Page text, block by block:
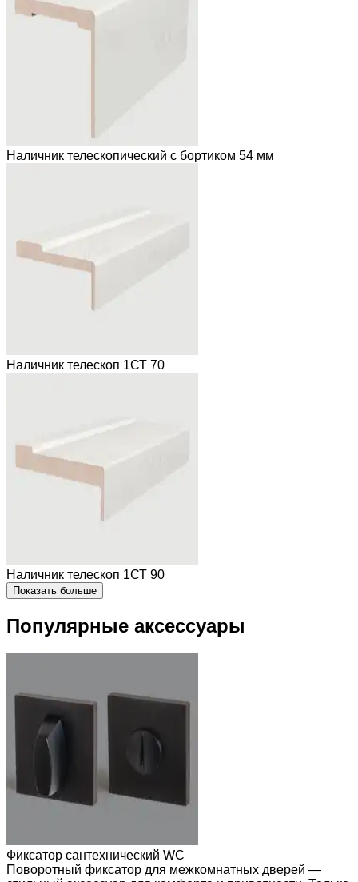
Наличник телескопический с бортиком 54 мм
Наличник телескоп 1СТ 70
Наличник телескоп 1СТ 90
Показать больше
Популярные аксессуары
Фиксатор сантехнический WC
Поворотный фиксатор для межкомнатных дверей —